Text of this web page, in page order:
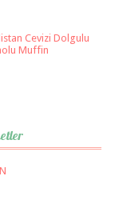
Cevizi Dolgulu
Muffin